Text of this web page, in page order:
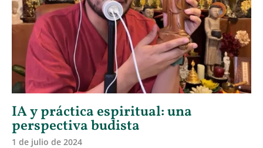
IA y práctica espiritual: una
perspectiva budista
1 de julio de 2024